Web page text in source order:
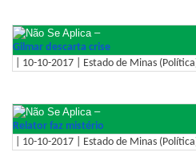
–
Gilmar descarta crise
| 10-10-2017 | Estado de Minas
–
Relator faz mistério
| 10-10-2017 | Estado de Minas